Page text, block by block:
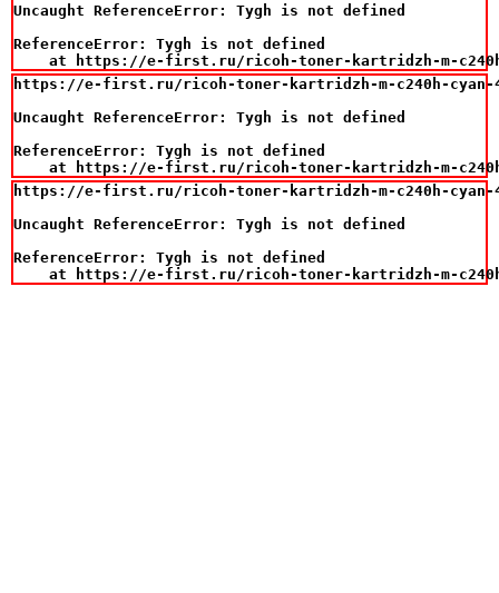
Uncaught ReferenceError: Tygh is not defined
ReferenceError: Tygh is not defined
at https://e-first.ru/ricoh-toner-kartridzh-m-
https://e-first.ru/ricoh-toner-kartridzh-m-c240h-cyan-
Uncaught ReferenceError: Tygh is not defined
ReferenceError: Tygh is not defined
at https://e-first.ru/ricoh-toner-kartridzh-m-
https://e-first.ru/ricoh-toner-kartridzh-m-c240h-cyan-
Uncaught ReferenceError: Tygh is not defined
ReferenceError: Tygh is not defined
at https://e-first.ru/ricoh-toner-kartridzh-m-